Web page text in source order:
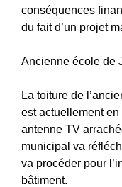
conséquences
du fait d’un projet
Ancienne école de
La toiture de
est actuellement
antenne TV
municipal va
va procéder pour
bâtiment.